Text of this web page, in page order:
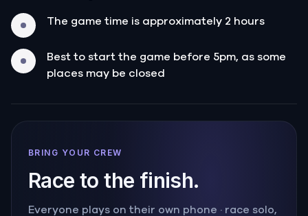
The game time is approximately 2 hours
Best to start the game before 5pm, as some
places may be closed
BRING YOUR CREW
Race to the finish.
Everyone plays on their own phone · race solo,